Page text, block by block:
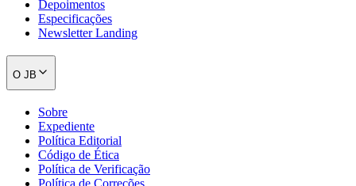
Depoimentos
Especificações
Newsletter Landing
O JB
Sobre
Expediente
Política Editorial
Código de Ética
Política de Verificação
Política de Correções